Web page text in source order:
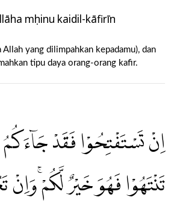
mụhinu kaidil-kāfirīn
Allah yang dilimpahkan kepadamu), dan
tipu daya orang-orang kafir.
اِنْ تَسْتَفْتِحُوْا فَقَدْ جَاۤءَكُمُ
تَنْتَهُوْا فَهُوَ خَيْرٌ لَّكُمْۚ وَاِنْ